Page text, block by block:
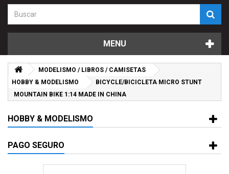
MENU
MODELISMO / LIBROS / CAMISETAS
HOBBY & MODELISMO
BICYCLE/BICICLETA MICRO STUNT
MOUNTAIN BIKE 1:14 MADE IN CHINA
HOBBY & MODELISMO
PAGO SEGURO